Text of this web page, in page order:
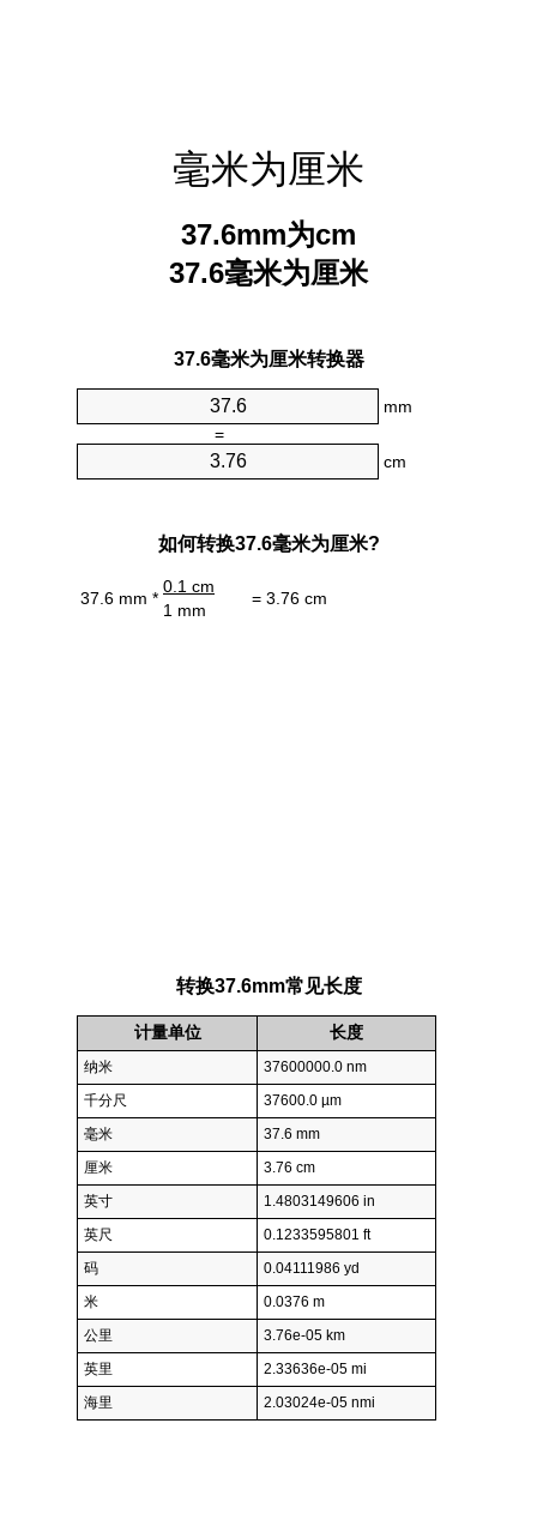
毫米为厘米
37.6mm为cm
37.6毫米为厘米
37.6毫米为厘米转换器
mm
=
cm
如何转换37.6毫米为厘米?
37.6 mm *
0.1 cm
= 3.76 cm
1 mm
转换37.6mm常见长度
计量单位 长度
纳米
37600000.0 nm
千分尺
37600.0 µm
毫米
37.6 mm
厘米
3.76 cm
英寸
1.4803149606 in
英尺
0.1233595801 ft
码
0.04111986 yd
米
0.0376 m
公里
3.76e-05 km
英里
2.33636e-05 mi
海里
2.03024e-05 nmi